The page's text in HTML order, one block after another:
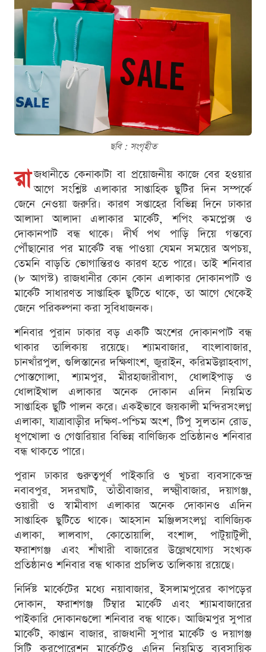
ছবি : সংগৃহীত
রা জধানীতে কেনাকাটা বা প্রয়োজনীয় কাজে বের হওয়ার
আগে সংশ্লিষ্ট এলাকার সাপ্তাহিক ছুটির দিন সম্পর্কে
জেনে নেওয়া জরুরি। কারণ সপ্তাহের বিভিন্ন দিনে ঢাকার
আলাদা আলাদা এলাকার মার্কেট, শপিং কমপ্লেক্স ও
দোকানপাট বন্ধ থাকে। দীর্ঘ পথ পাড়ি দিয়ে গন্তব্যে
পৌঁছানোর পর মার্কেট বন্ধ পাওয়া যেমন সময়ের অপচয়,
তেমনি বাড়তি ভোগান্তিরও কারণ হতে পারে। তাই শনিবার
(৮ আগস্ট) রাজধানীর কোন কোন এলাকার দোকানপাট ও
মার্কেট সাধারণত সাপ্তাহিক ছুটিতে থাকে, তা আগে থেকেই
জেনে পরিকল্পনা করা সুবিধাজনক।
শনিবার পুরান ঢাকার বড় একটি অংশের দোকানপাট বন্ধ
থাকার তালিকায় রয়েছে। শ্যামবাজার, বাংলাবাজার,
চানখাঁরপুল, গুলিস্তানের দক্ষিণাংশ, জুরাইন, করিমউল্লাহবাগ,
পোস্তগোলা, শ্যামপুর, মীরহাজারীবাগ, ধোলাইপাড় ও
ধোলাইখাল এলাকার অনেক দোকান এদিন নিয়মিত
সাপ্তাহিক ছুটি পালন করে। একইভাবে জয়কালী মন্দিরসংলগ্ন
এলাকা, যাত্রাবাড়ীর দক্ষিণ-পশ্চিম অংশ, টিপু সুলতান রোড,
ধূপখোলা ও গেণ্ডারিয়ার বিভিন্ন বাণিজ্যিক প্রতিষ্ঠানও শনিবার
বন্ধ থাকতে পারে।
পুরান ঢাকার গুরুত্বপূর্ণ পাইকারি ও খুচরা ব্যবসাকেন্দ্র
নবাবপুর, সদরঘাট, তাঁতীবাজার, লক্ষ্মীবাজার, দয়াগঞ্জ,
ওয়ারী ও স্বামীবাগ এলাকার অনেক দোকানও এদিন
সাপ্তাহিক ছুটিতে থাকে। আহসান মঞ্জিলসংলগ্ন বাণিজ্যিক
এলাকা, লালবাগ, কোতোয়ালি, বংশাল, পাটুয়াটুলী,
ফরাশগঞ্জ এবং শাঁখারী বাজারের উল্লেখযোগ্য সংখ্যক
প্রতিষ্ঠানও শনিবার বন্ধ থাকার প্রচলিত তালিকায় রয়েছে।
নির্দিষ্ট মার্কেটের মধ্যে নয়াবাজার, ইসলামপুরের কাপড়ের
দোকান, ফরাশগঞ্জ টিম্বার মার্কেট এবং শ্যামবাজারের
পাইকারি দোকানগুলো শনিবার বন্ধ থাকে। আজিমপুর সুপার
মার্কেট, কাপ্তান বাজার, রাজধানী সুপার মার্কেট ও দয়াগঞ্জ
সিটি করপোরেশন মার্কেটেও এদিন নিয়মিত ব্যবসায়িক